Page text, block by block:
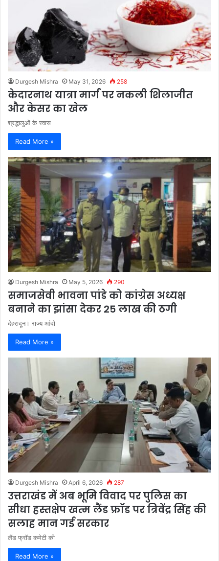
Durgesh Mishra May 31, 2026 258
केदारनाथ यात्रा मार्ग पर नकली शिलाजीत
और केसर का खेल
श्रद्धालुओं के स्वास
Read More »
Durgesh Mishra May 5, 2026 290
समाजसेवी भावना पांडे को कांग्रेस अध्यक्ष
बनाने का झांसा देकर 25 लाख की ठगी
देहरादून। राज्य आंदो
Read More »
Durgesh Mishra April 6, 2026 287
उत्तराखंड में अब भूमि विवाद पर पुलिस का
सीधा हस्तक्षेप खत्म लैंड फ्रॉड पर त्रिवेंद्र सिंह की
सलाह मान गई सरकार
लैंड फ्रॉड कमेटी की
Read More »